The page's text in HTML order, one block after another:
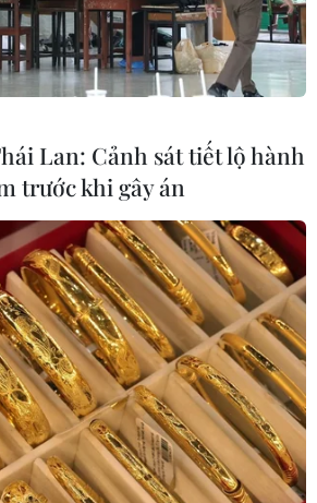
tức giận đập vỡ kính xe hơi
Quốc đã đập vỡ kính chắn gió
khi tài xế lái xe suýt đâm vào cô.
Lan: Cảnh sát tiết lộ hành
trước khi gây án